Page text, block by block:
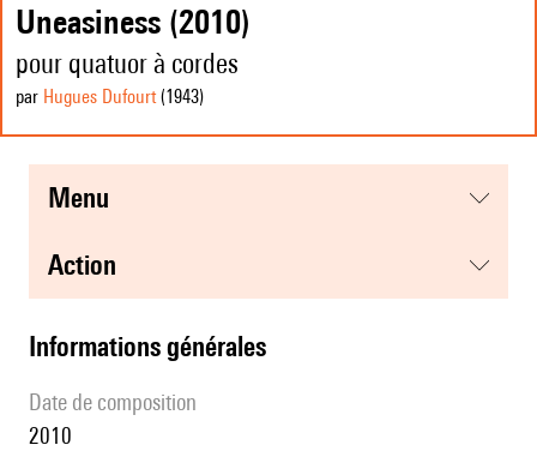
Uneasiness (2010)
pour quatuor à cordes
par Hugues Dufourt(1943)
menu
action
informations générales
date de composition
2010